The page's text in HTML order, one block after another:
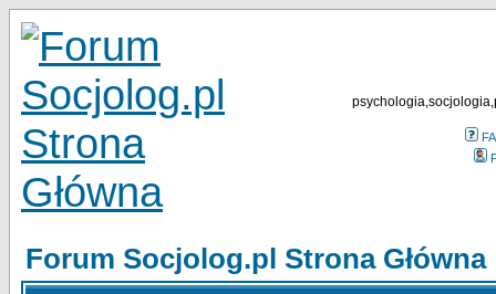
Forum Socjolog.pl Strona Główna